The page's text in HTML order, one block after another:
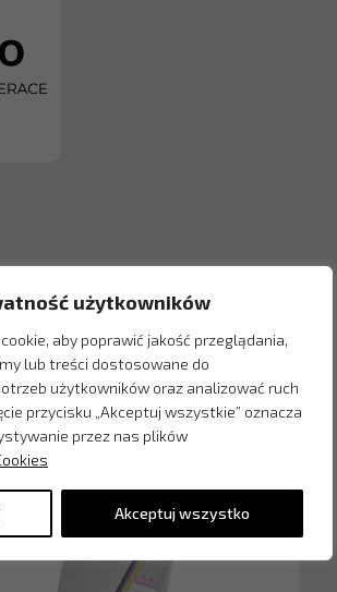
użytkowników
aby poprawić jakość przeglądania,
lub treści dostosowane do
użytkowników oraz analizować ruch
przycisku „Akceptuj wszystkie” oznacza
przez nas plików
Akceptuj wszystko
z kategorii